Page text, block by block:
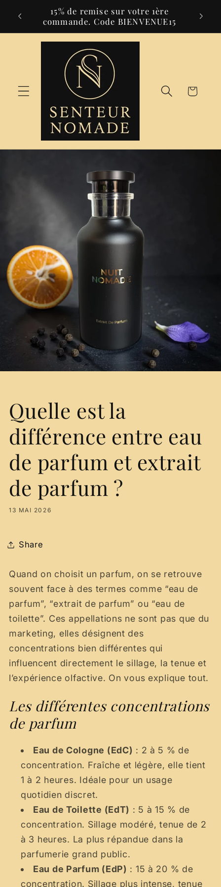
passer
contenu
€
15% de remise sur votre 1ère
commande. Code BIENVENUE15
Panier
Quelle est la
différence entre eau
de parfum et extrait
de parfum ?
13 MAI 2026
Share
Quand on choisit un parfum, on se retrouve
souvent face à des termes comme “eau de
parfum”, “extrait de parfum” ou “eau de
toilette”. Ces appellations ne sont pas que du
marketing, elles désignent des
concentrations bien différentes qui
influencent directement le sillage, la tenue et
l’expérience olfactive. On vous explique tout.
Les différentes concentrations
de parfum
Eau de Cologne (EdC) : 2 à 5 % de
concentration. Fraîche et légère, elle tient
1 à 2 heures. Idéale pour un usage
quotidien discret.
Eau de Toilette (EdT) : 5 à 15 % de
concentration. Sillage modéré, tenue de 2
à 3 heures. La plus répandue dans la
parfumerie grand public.
Eau de Parfum (EdP) : 15 à 20 % de
concentration. Sillage plus intense, tenue